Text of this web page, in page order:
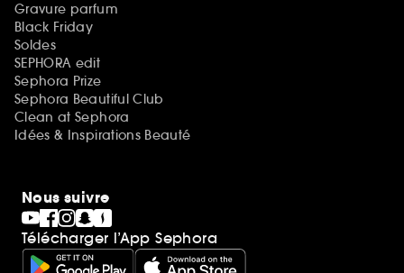
Gravure parfum
Black Friday
Soldes
SEPHORA edit
Sephora Prize
Sephora Beautiful Club
Clean at Sephora
Idées & Inspirations Beauté
Nous suivre
Télécharger l’App Sephora